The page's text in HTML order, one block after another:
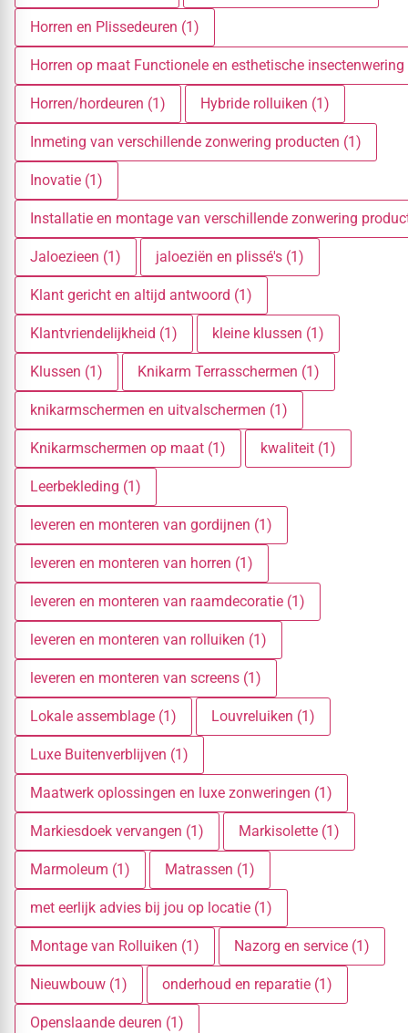
Horren en Plissedeuren (1)
Horren op maat Functionele en esthetische
Horren/hordeuren (1) Hybride rolluiken (1)
Inmeting van verschillende zonwering producten (1)
Inovatie (1)
Installatie en montage van verschillende zonwering
Jaloezieen (1) jaloeziën en plissé's (1)
Klant gericht en altijd antwoord (1)
Klantvriendelijkheid (1) kleine klussen (1)
Klussen (1) Knikarm Terrasschermen (1)
knikarmschermen en uitvalschermen (1)
Knikarmschermen op maat (1) kwaliteit (1)
Leerbekleding (1)
leveren en monteren van gordijnen (1)
leveren en monteren van horren (1)
leveren en monteren van raamdecoratie (1)
leveren en monteren van rolluiken (1)
leveren en monteren van screens (1)
Lokale assemblage (1) Louvreluiken (1)
Luxe Buitenverblijven (1)
Maatwerk oplossingen en luxe zonweringen (1)
Markiesdoek vervangen (1) Markisolette (1)
Marmoleum (1) Matrassen (1)
met eerlijk advies bij jou op locatie (1)
Montage van Rolluiken (1) Nazorg en service (1)
Nieuwbouw (1) onderhoud en reparatie (1)
Openslaande deuren (1)